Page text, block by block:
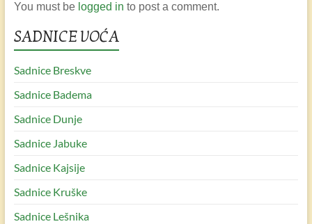
You must be logged in to post a comment.
SADNICE VOĆA
Sadnice Breskve
Sadnice Badema
Sadnice Dunje
Sadnice Jabuke
Sadnice Kajsije
Sadnice Kruške
Sadnice Lešnika